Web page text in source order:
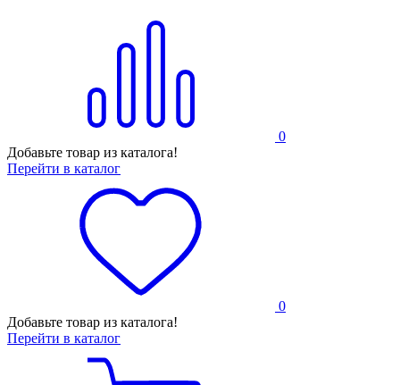
0
Добавьте товар из каталога!
Перейти в каталог
0
Добавьте товар из каталога!
Перейти в каталог